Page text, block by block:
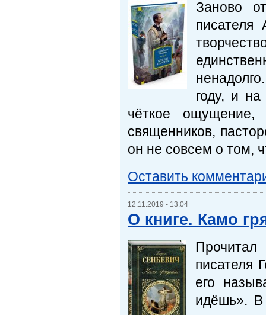
Заново
писателя
году, и
чёткое
священников,
он не совсем о том,
Оставить
12.11.2019 - 13:04
О книге. Камо
Прочитал
писателя
его
идёшь». В